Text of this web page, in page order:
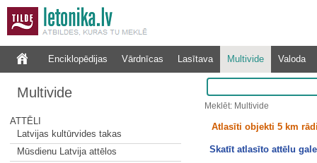
Enciklopēdijas Vārdnīcas Lasītava Multivide Valoda
Multivide
ATTĒLI
Latvijas kultūrvides takas
Mūsdienu Latvija attēlos
Meklēt: Multivide
Atlasīti objekti 5 km
Skatīt atlasīto attēlu